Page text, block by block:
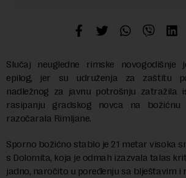
Slučaj neugledne rimske novogodišnje
epilog, jer su udruženja za zaštitu
nadležnog za javnu potrošnju zatražila
rasipanju gradskog novca na
razočarala Rimljane.
Sporno božićno stablo je 21 metar visoka
s Dolomita, koja je odmah izazvala talas
jadno, naročito u poređenju sa blještavim i